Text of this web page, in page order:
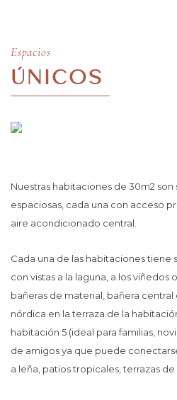
Nuestras habitaciones de 30m2
espaciosas, cada una con acceso
aire acondicionado central.
Cada una de las habitaciones tiene
con vistas a la laguna, a los viñedos
bañeras de material, bañera
nórdica en la terraza de la
habitación 5 (ideal para familias,
de amigos ya que puede
a leña, patios tropicales, terrazas
Espacios
ÚNICOS